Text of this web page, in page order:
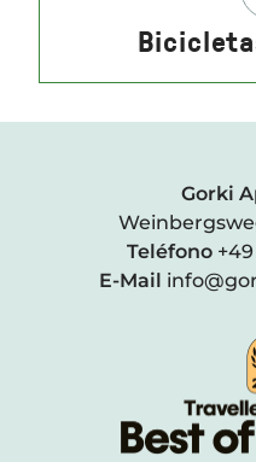
Gorki
Teléfono
E-Mail